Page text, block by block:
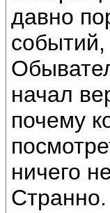
давно
событий,
начал
почему
ничего